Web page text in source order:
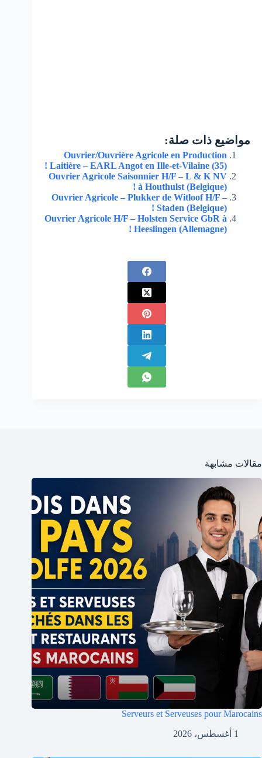
مواضيع ذات صلة:
Ouvrier/Ouvrière Agricole en Production
Laitière – EARL Angot en Ille-et-Vilaine (35) !
Ouvrier Agricole Saisonnier H/F – L & K NV
à Houthulst (Belgique) !
Ouvrier Agricole – Plukker de Witloof H/F –
Staden (Belgique) !
Ouvrier Agricole H/F – Holsten Service GbR à
Heeslingen (Allemagne) !
مقالات مشابهة
Serveurs et Serveuses pour Marocains
1 أغسطس، 2026